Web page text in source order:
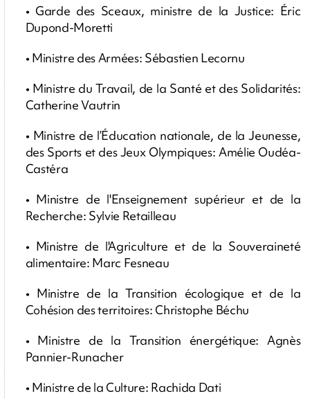
• Garde des Sceaux, ministre de la Justice: Éric
Dupond-Moretti
• Ministre des Armées: Sébastien Lecornu
• Ministre du Travail, de la Santé et des Solidarités:
Catherine Vautrin
• Ministre de l’Éducation nationale, de la Jeunesse,
des Sports et des Jeux Olympiques: Amélie Oudéa-
Castéra
• Ministre de l'Enseignement supérieur et de la
Recherche: Sylvie Retailleau
• Ministre de l'Agriculture et de la Souveraineté
alimentaire: Marc Fesneau
• Ministre de la Transition écologique et de la
Cohésion des territoires: Christophe Béchu
• Ministre de la Transition énergétique: Agnès
Pannier-Runacher
• Ministre de la Culture: Rachida Dati